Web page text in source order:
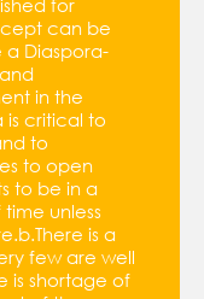
for
can be
Diaspora-
in the
is critical to
to
to open
to be in a
unless
is a
few are well
is shortage of